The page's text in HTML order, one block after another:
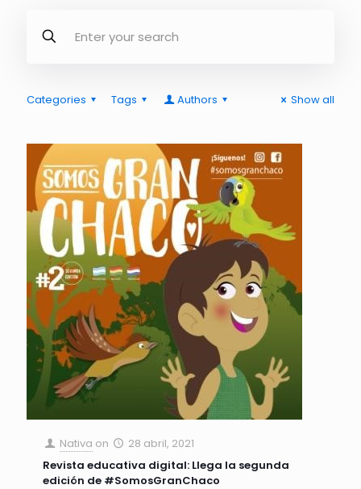
Categories Tags Authors Show all
Nativa on
28 abril, 2021
Revista educativa digital: Llega la segunda
edición de #SomosGranChaco